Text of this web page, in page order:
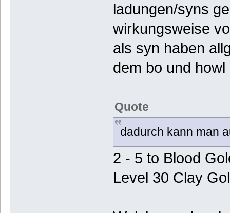
ladungen/syns
wirkungsweise
als syn haben
dem bo und
Quote
dadurch kann man
2 - 5 to Blood
Level 30 Clay